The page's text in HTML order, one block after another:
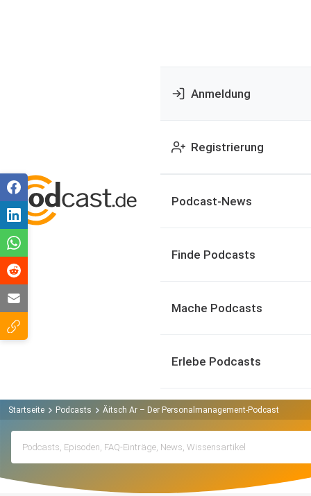
Anmeldung
Registrierung
Podcast-News
Finde Podcasts
Mache Podcasts
Erlebe Podcasts
Startseite Podcasts Äitsch Ar – Der Personalmanagement-Podcast